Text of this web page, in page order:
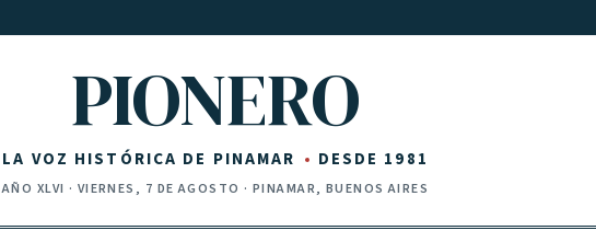
PIONERO
LA VOZ HISTÓRICA DE PINAMAR DESDE 1981
AÑO XLVI · VIERNES, 7 DE AGOSTO · PINAMAR, BUENOS AIRES